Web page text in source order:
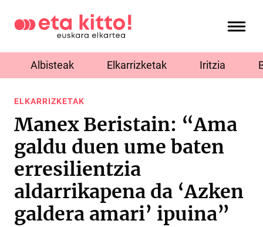
Albisteak Elkarrizketak Iritzia
ELKARRIZKETAK
Manex Beristain: “Ama
galdu duen ume baten
erresilientzia
aldarrikapena da ‘Azken
galdera amari’ ipuina”